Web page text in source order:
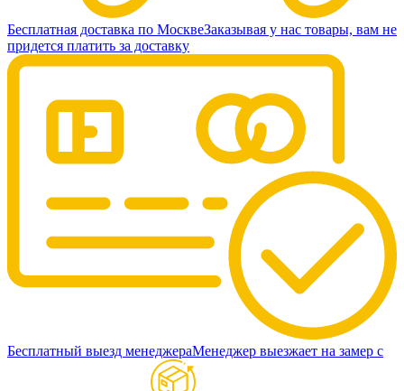
Бесплатная доставка по МосквеЗаказывая у нас товары, вам не
придется платить за доставку
Бесплатный выезд менеджераМенеджер выезжает на замер с